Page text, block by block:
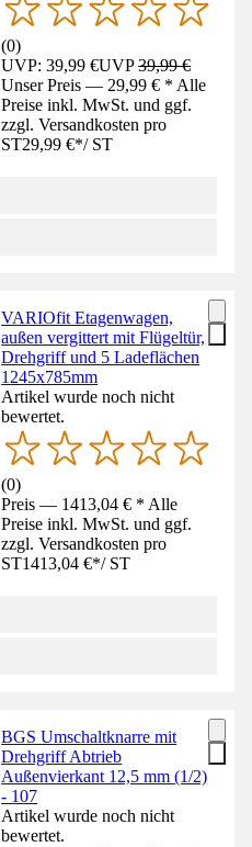
(0)
UVP: 39,99 €UVP39,99 €
Unser Preis — 29,99 € * Alle
Preise inkl. MwSt. und ggf.
zzgl. Versandkosten pro
ST29,99 €*/ ST
VARIOfit Etagenwagen,
außen vergittert mit Flügeltür,
Drehgriff und 5 Ladeflächen
1245x785mm
Artikel wurde noch nicht
bewertet.
(0)
Preis — 1413,04 € * Alle
Preise inkl. MwSt. und ggf.
zzgl. Versandkosten pro
ST1413,04 €*/ ST
BGS Umschaltknarre mit
Drehgriff Abtrieb
Außenvierkant 12,5 mm (1/2)
- 107
Artikel wurde noch nicht
bewertet.